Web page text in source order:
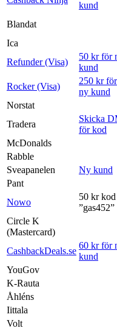
kund
Blandat
Ica
Refunder (Visa)
50 kr för
kund
Rocker (Visa)
250 kr för
ny kund
Norstat
Tradera
Skicka
för kod
McDonalds
Rabble
Sveapanelen
Ny kund
Pant
Nowo
50 kr kod
”gas452”
Circle K
(Mastercard)
CashbackDeals.se
60 kr för
kund
YouGov
K-Rauta
Åhléns
Iittala
Volt